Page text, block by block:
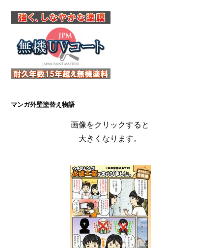
マンガ外壁塗替え物語
画像をクリックすると
大きくなります。